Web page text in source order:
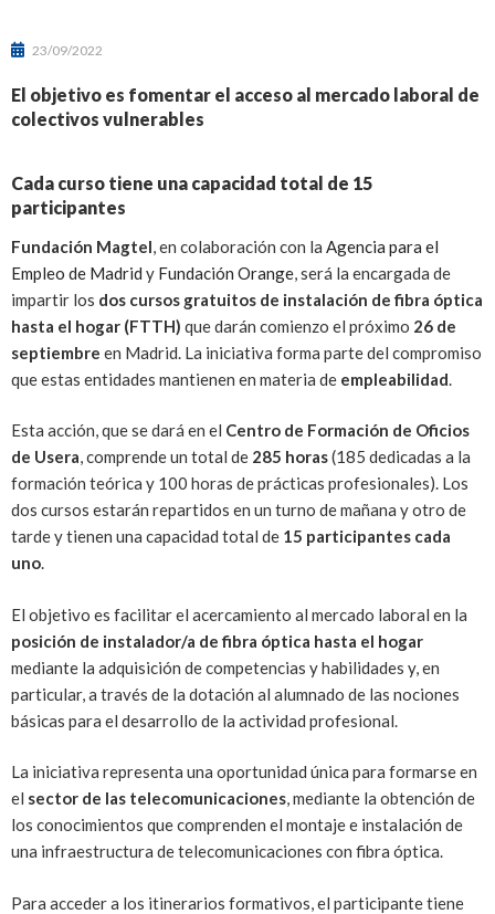
23/09/2022
El objetivo es fomentar el acceso al mercado laboral de
colectivos vulnerables
Cada curso tiene una capacidad total de 15
participantes
Fundación Magtel, en colaboración con la Agencia para el
Empleo de Madrid y Fundación Orange, será la encargada de
impartir los dos cursos gratuitos de instalación de fibra óptica
hasta el hogar (FTTH) que darán comienzo el próximo 26 de
septiembre en Madrid. La iniciativa forma parte del compromiso
que estas entidades mantienen en materia de empleabilidad.
Esta acción, que se dará en el Centro de Formación de Oficios
de Usera, comprende un total de 285 horas(185 dedicadas a la
formación teórica y 100 horas de prácticas profesionales). Los
dos cursos estarán repartidos en un turno de mañana y otro de
tarde y tienen una capacidad total de 15 participantes cada
uno.
El objetivo es facilitar el acercamiento al mercado laboral en la
posición de instalador/a de fibra óptica hasta el hogar
mediante la adquisición de competencias y habilidades y, en
particular, a través de la dotación al alumnado de las nociones
básicas para el desarrollo de la actividad profesional.
La iniciativa representa una oportunidad única para formarse en
el sector de las telecomunicaciones, mediante la obtención de
los conocimientos que comprenden el montaje e instalación de
una infraestructura de telecomunicaciones con fibra óptica.
Para acceder a los itinerarios formativos, el participante tiene